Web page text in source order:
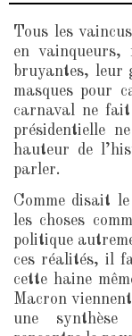
Tous les
en vainqueurs,
bruyantes, leur
masques pour
carnaval ne
présidentielle
hauteur de
parler.
Comme disait
les choses
politique
ces réalités, il
cette haine
Macron
une